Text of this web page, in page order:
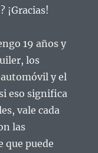
¡Gracias!
19 años y
los
y el
eso significa
vale cada
las
que puede